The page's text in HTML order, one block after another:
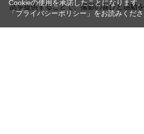
品を提供することで、撮影の喜びと感動
Cookieの使用を承諾したことになります
「プライバシーポリシー」 をお読みくださ